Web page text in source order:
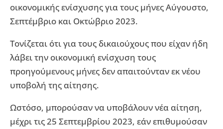
οικονομικής ενίσχυσης για τους μήνες Αύγουστο,
Σεπτέμβριο και Οκτώβριο 2023.
Τονίζεται ότι για τους δικαιούχους που είχαν ήδη
λάβει την οικονομική ενίσχυση τους
προηγούμενους μήνες δεν απαιτoύνταν εκ νέου
υποβολή της αίτησης.
Ωστόσο, μπορούσαν να υποβάλουν νέα αίτηση,
μέχρι τις 25 Σεπτεμβρίου 2023, εάν επιθυμούσαν